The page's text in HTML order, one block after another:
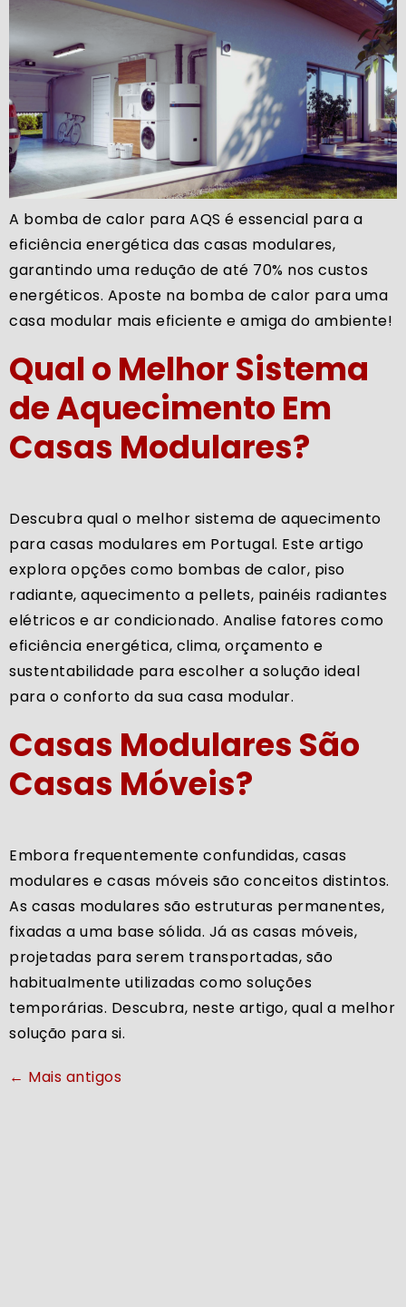
A bomba de calor para AQS é essencial para a
eficiência energética das casas modulares,
garantindo uma redução de até 70% nos custos
energéticos. Aposte na bomba de calor para uma
casa modular mais eficiente e amiga do ambiente!
Qual o Melhor Sistema
de Aquecimento Em
Casas Modulares?
Descubra qual o melhor sistema de aquecimento
para casas modulares em Portugal. Este artigo
explora opções como bombas de calor, piso
radiante, aquecimento a pellets, painéis radiantes
elétricos e ar condicionado. Analise fatores como
eficiência energética, clima, orçamento e
sustentabilidade para escolher a solução ideal
para o conforto da sua casa modular.
Casas Modulares São
Casas Móveis?
Embora frequentemente confundidas, casas
modulares e casas móveis são conceitos distintos.
As casas modulares são estruturas permanentes,
fixadas a uma base sólida. Já as casas móveis,
projetadas para serem transportadas, são
habitualmente utilizadas como soluções
temporárias. Descubra, neste artigo, qual a melhor
solução para si.
← Mais antigos